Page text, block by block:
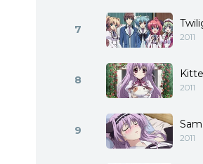
7
2011
8
2011
9
2011